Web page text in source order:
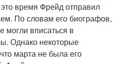
время Фрейд отправил
По словам его биографов,
могли вписаться в
Однако некоторые
марта не была его